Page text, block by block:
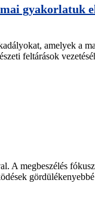
gyakorlatuk
amelyek a
feltárások
megbeszélés